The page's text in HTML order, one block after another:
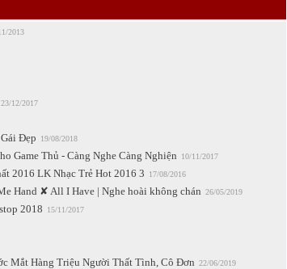
2013
23/12/2017
Đẹp 19/08/2018
Game Thủ - Càng Nghe Càng Nghiện 10/11/2017
2016 LK Nhạc Trẻ Hot 2016 3 17/08/2016
Hand ✘ All I Have | Nghe hoài không chán 26/05/2019
2018 15/11/2017
Mắt Hàng Triệu Người Thất Tình, Cô Đơn 22/06/2019